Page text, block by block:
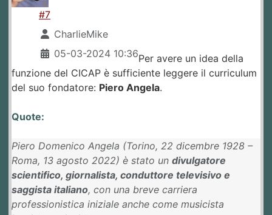
#7
CharlieMike
05-03-2024 10:36Per avere un idea della
funzione del CICAP è sufficiente leggere il curriculum
del suo fondatore: Piero Angela.
Quote:
Piero Domenico Angela (Torino, 22 dicembre 1928 –
Roma, 13 agosto 2022) è stato un divulgatore
scientifico, giornalista, conduttore televisivo e
saggista italiano, con una breve carriera
professionistica iniziale anche come musicista